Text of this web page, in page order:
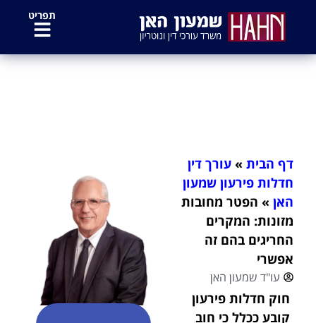
תפריט
דף הבית »עורך דין
חדלות פירעון שמעון
האן » הפטר מחובות
מזונות: המקרים
החריגים בהם זה
אפשרי
עו"ד שמעון האן
חוק חדלות פירעון
קובע ככלל כי חוב